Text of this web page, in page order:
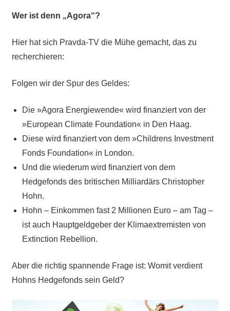
Wer ist denn „Agora“?
Hier hat sich Pravda-TV die Mühe gemacht, das zu
recherchieren:
Folgen wir der Spur des Geldes:
Die »Agora Energiewende« wird finanziert von der
»European Climate Foundation« in Den Haag.
Diese wird finanziert von dem »Childrens Investment
Fonds Foundation« in London.
Und die wiederum wird finanziert von dem
Hedgefonds des britischen Milliardärs Christopher
Hohn.
Hohn – Einkommen fast 2 Millionen Euro – am Tag –
ist auch Hauptgeldgeber der Klimaextremisten von
Extinction Rebellion.
Aber die richtig spannende Frage ist: Womit verdient
Hohns Hedgefonds sein Geld?